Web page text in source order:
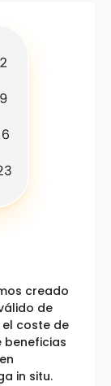
creado
de
coste de
in situ.